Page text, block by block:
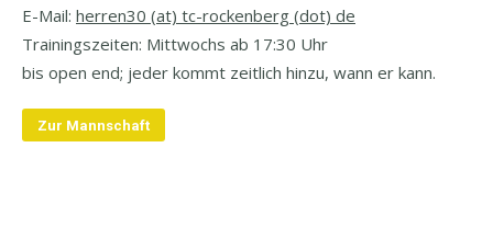
E-Mail: herren30 (at) tc-rockenberg (dot) de
Trainingszeiten: Mittwochs ab 17:30 Uhr
bis open end; jeder kommt zeitlich hinzu, wann er kann.
Zur Mannschaft